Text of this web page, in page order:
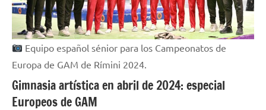
Equipo español sénior para los Campeonatos de
Europa de GAM de Rímini 2024.
Gimnasia artística en abril de 2024: especial
Europeos de GAM